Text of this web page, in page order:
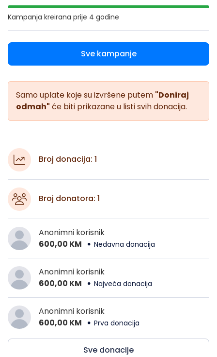
Kampanja kreirana prije 4 godine
Sve kampanje
Samo uplate koje su izvršene putem "Doniraj
odmah" će biti prikazane u listi svih donacija.
Broj donacija: 1
Broj donatora: 1
Anonimni korisnik
600,00 KM
Nedavna donacija
Anonimni korisnik
600,00 KM
Najveća donacija
Anonimni korisnik
600,00 KM
Prva donacija
Sve donacije